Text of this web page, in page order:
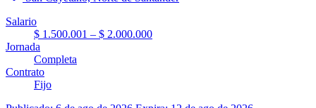
Salario
$ 1.500.001 – $ 2.000.000
Jornada
Completa
Contrato
Fijo